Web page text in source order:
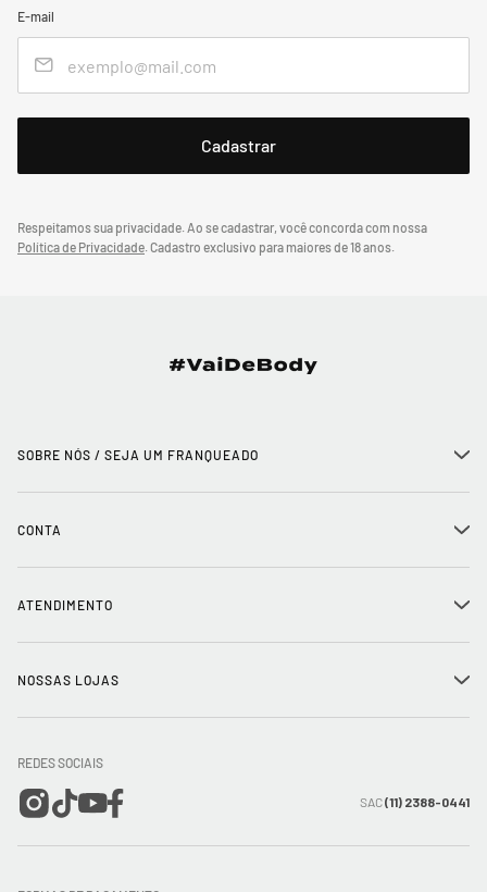
E-mail
Respeitamos sua privacidade. Ao se cadastrar, você concorda com nossa
Política de Privacidade.Cadastro exclusivo para maiores de 18 anos.
SOBRE NÓS / SEJA UM FRANQUEADO +
Trabalhe conosco
Mapa do Site
CONTA +
Meus pedidos
Wishlist
ATENDIMENTO +
Entrega e Frete
Trocas e Devoluções
NOSSAS LOJAS +
REDES SOCIAIS
SAC(11) 2388-0441